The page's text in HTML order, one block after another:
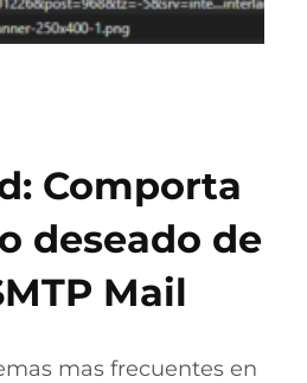
Comporta
deseado de
Mail
mas frecuentes en